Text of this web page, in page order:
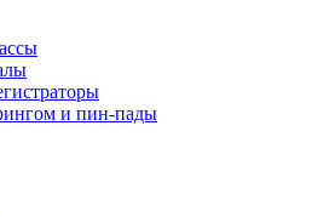
и пин-пады